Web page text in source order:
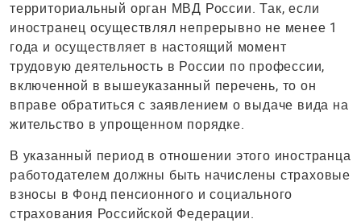
территориальный орган МВД России. Так, если
иностранец осуществлял непрерывно не менее 1
года и осуществляет в настоящий момент
трудовую деятельность в России по профессии,
включенной в вышеуказанный перечень, то он
вправе обратиться с заявлением о выдаче вида на
жительство в упрощенном порядке.
В указанный период в отношении этого иностранца
работодателем должны быть начислены страховые
взносы в Фонд пенсионного и социального
страхования Российской Федерации.